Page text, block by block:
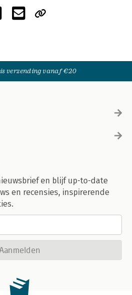
verzending vanaf €20
en blijf up-to-date
en recensies, inspirerende
Aanmelden